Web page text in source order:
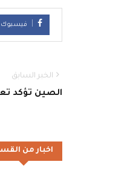
فيسبوك
الخبر السابق
الصين تؤكد
اخبار من